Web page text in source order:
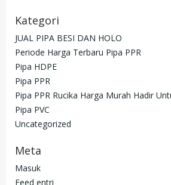
Kategori
JUAL PIPA BESI DAN HOLO
Periode Harga Terbaru Pipa PPR
Pipa HDPE
Pipa PPR
Pipa PPR Rucika Harga Murah Hadir
Pipa PVC
Uncategorized
Meta
Masuk
Feed entri